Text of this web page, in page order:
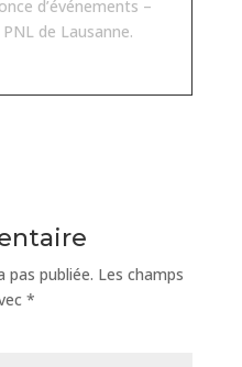
d’événements –
de Lausanne.
pas publiée. Les champs
*